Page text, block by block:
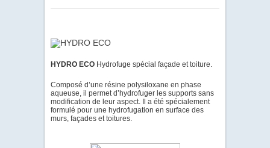
HYDRO ECO Hydrofuge spécial façade et toiture.
Composé d’une résine polysiloxane en phase
aqueuse, il permet d’hydrofuger les supports sans
modification de leur aspect. Il a été spécialement
formulé pour une hydrofugation en surface des
murs, façades et toitures.